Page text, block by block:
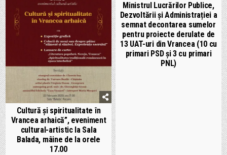
Cultură și spiritualitate în
Vrancea arhaică”, eveniment
cultural-artistic la Sala
Balada, mâine de la orele
17.00
Ministrul Lucrărilor Publice,
Dezvoltării și Administrației a
semnat decontarea sumelor
pentru proiecte derulate de
13 UAT-uri din Vrancea (10 cu
primari PSD și 3 cu primari
PNL)